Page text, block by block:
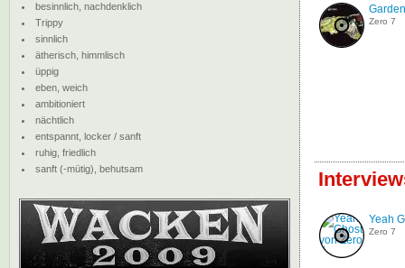
Garden
Zero 7
Yeah
Zero 7
besinnlich, nachdenklich
Trippy
sinnlich
ätherisch, himmlisch
üppig
eben, weich
ambitioniert
nächtlich
entspannt, locker / sanft
ruhig, friedlich
sanft (-mütig), behutsam